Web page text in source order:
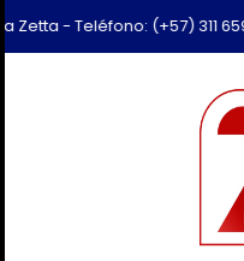
(+57) 311 659 6374